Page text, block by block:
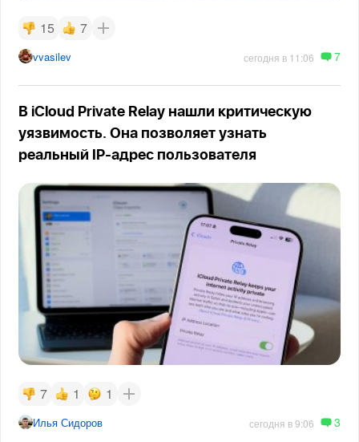
15 7
vvasilev сегодня в 11:06 7
В iCloud Private Relay нашли критическую
уязвимость. Она позволяет узнать
реальный IP-адрес пользователя
7 1 1
Илья Сидоров сегодня в 9:06 3